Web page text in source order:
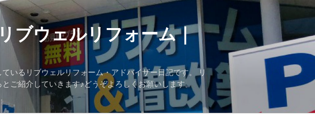
ブウェルリフォーム｜
いるリブウェルリフォーム・アドバイザー日記です。 リ
ご紹介していきます♪どうぞよろしくお願いします。